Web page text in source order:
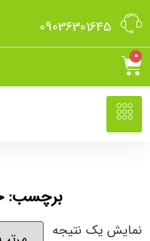
09036301645
0
برچسب:
نمایش یک نتیجه